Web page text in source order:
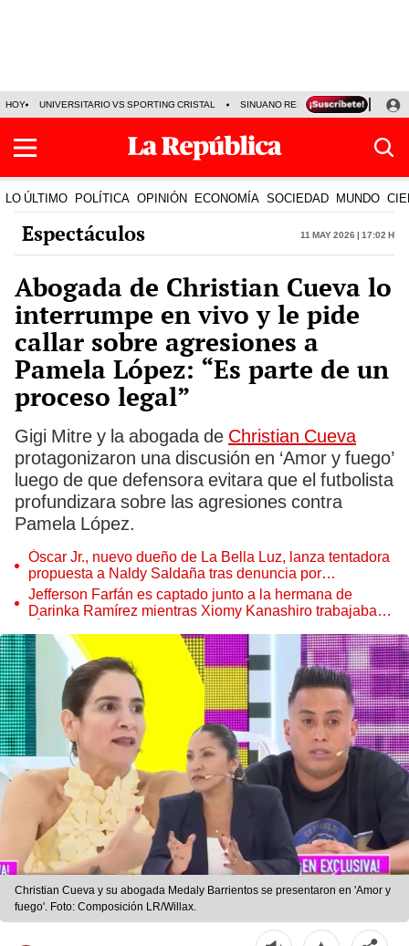
HOY UNIVERSITARIO VS SPORTING CRISTAL SINUANO RESULTADOS HOY
LO ÚLTIMO POLÍTICA OPINIÓN ECONOMÍA SOCIEDAD MUNDO
Espectáculos 11 May 2026 | 17:02 h
Abogada de Christian Cueva lo
interrumpe en vivo y le pide
callar sobre agresiones a
Pamela López: “Es parte de un
proceso legal”
Gigi Mitre y la abogada de Christian Cueva
protagonizaron una discusión en ‘Amor y fuego’
luego de que defensora evitara que el futbolista
profundizara sobre las agresiones contra
Pamela López.
Óscar Jr., nuevo dueño de La Bella Luz, lanza tentadora
propuesta a Naldy Saldaña tras denuncia por
tocamientos
Jefferson Farfán es captado junto a la hermana de
Darinka Ramírez mientras Xiomy Kanashiro trabajaba:
Christian Cueva y su abogada Medaly Barrientos se presentaron en 'Amor y
fuego'. Foto: Composición LR/Willax.